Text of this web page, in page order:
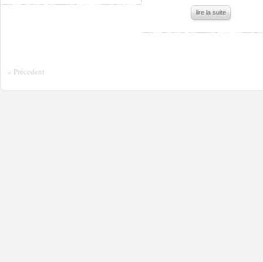
lire la suite
« Précedent